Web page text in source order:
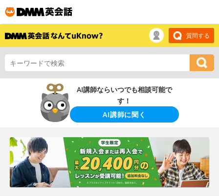
質問する
AI講師ならいつでも相談可能で
す！
AI講師に聞く